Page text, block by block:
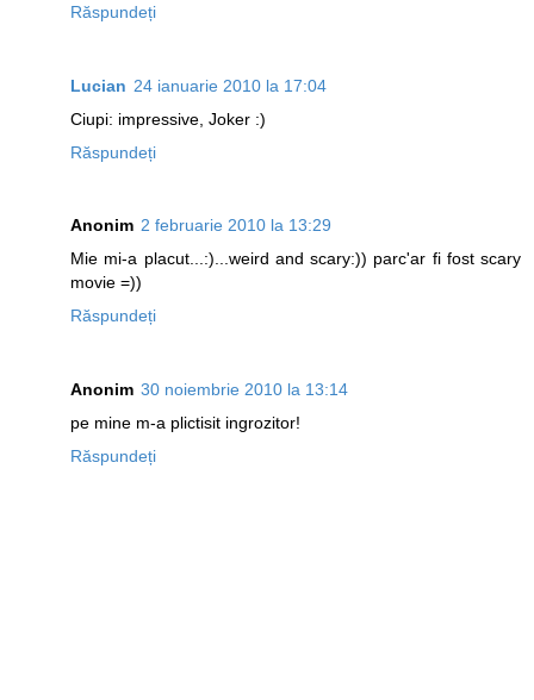
Răspundeți
Lucian 24 ianuarie 2010 la 17:04
Ciupi: impressive, Joker :)
Răspundeți
Anonim 2 februarie 2010 la 13:29
Mie mi-a placut...:)...weird and scary:)) parc'ar fi fost scary
movie =))
Răspundeți
Anonim 30 noiembrie 2010 la 13:14
pe mine m-a plictisit ingrozitor!
Răspundeți